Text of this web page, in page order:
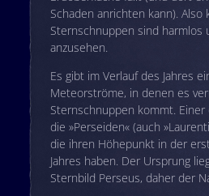
Schaden anrichten kann). Also
Sternschnuppen sind harmlos
anzusehen.
Es gibt im Verlauf des Jahres
Meteorströme, in denen es
Sternschnuppen kommt.
die »Perseiden« (auch
die ihren Höhepunkt in der
Jahres haben. Der Ursprung
Sternbild Perseus, daher der